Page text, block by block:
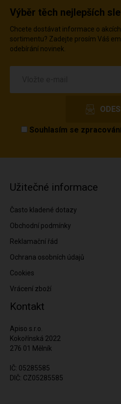
Výběr těch nejlepších
Chcete dostávat informace o
sortimentu? Zadejte prosím Váš
odebírání novinek.
Souhlasím se
Užitečné informace
Často kladené dotazy
Obchodní podmínky
Reklamační řád
Ochrana osobních údajů
Cookies
Vrácení zboží
Kontakt
Apiso s.r.o.
Kokořínská 2022
276 01 Mělník
IČ: 05285585
DIČ: CZ05285585